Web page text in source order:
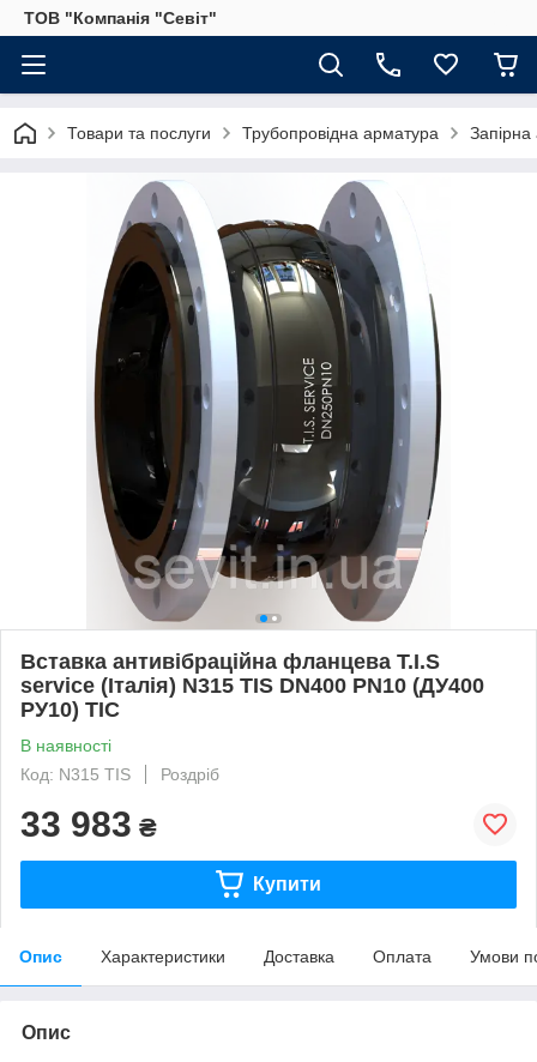
ТОВ "Компанія "Севіт"
Товари та послуги Трубопровідна арматура Запірна
Вставка антивібраційна фланцева T.I.S
service (Італія) N315 TIS DN400 PN10 (ДУ400
РУ10) ТІС
В наявності
Код: N315 TIS
Роздріб
33 983 ₴
Купити
Опис Характеристики Доставка Оплата Умови
Опис